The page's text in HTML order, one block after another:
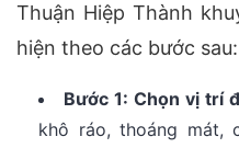
Thuận Hiệp Thành
hiện theo các bước sau:
Bước 1: Chọn vị trí
khô ráo, thoáng mát,